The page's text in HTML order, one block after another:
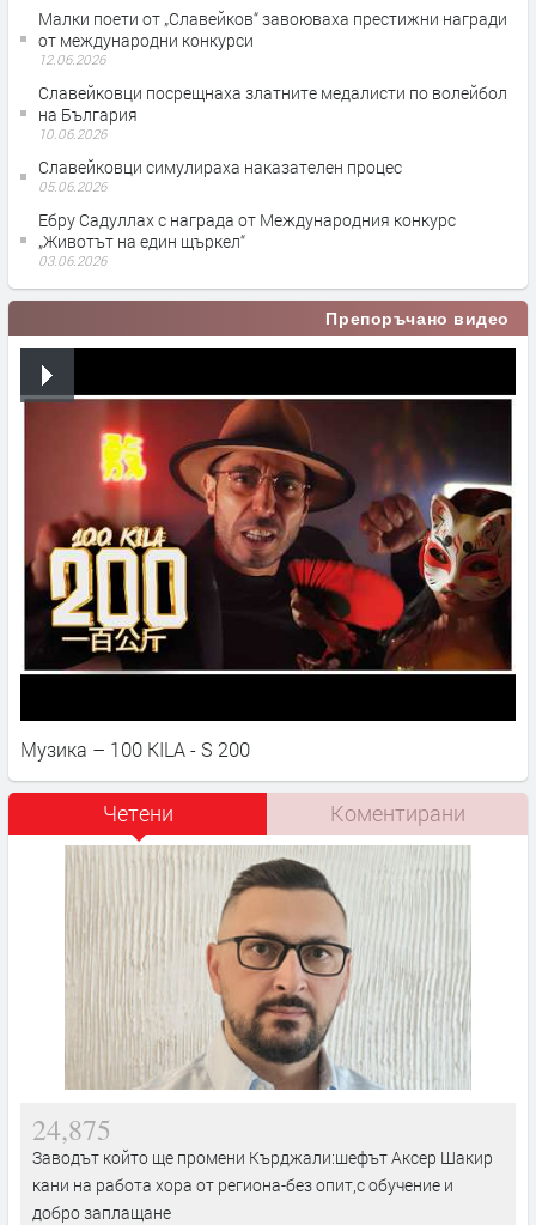
Малки поети от „Славейков“ завоюваха престижни награди
от международни конкурси
12.06.2026
Славейковци посрещнаха златните медалисти по волейбол
на България
10.06.2026
Славейковци симулираха наказателен процес
05.06.2026
Ебру Садуллах с награда от Международния конкурс
„Животът на един щъркел“
03.06.2026
Препоръчано видео
Музика – 100 KILA - S 200
Четени Коментирани
24,875
Заводът който ще промени Кърджали:шефът Аксер Шакир
кани на работа хора от региона-без опит,с обучение и
добро заплащане